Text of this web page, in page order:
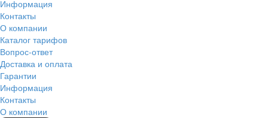
Информация
Контакты
О компании
Каталог тарифов
Вопрос-ответ
Доставка и оплата
Гарантии
Информация
Контакты
О компании